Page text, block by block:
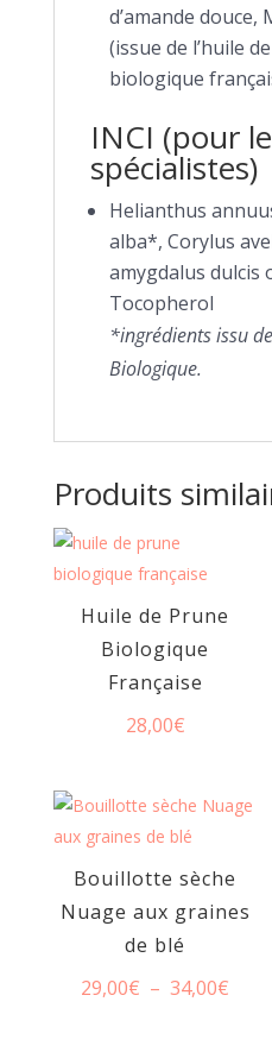
d’amande douce,
(issue de l’huile
biologique
INCI (pour
spécialistes)
Helianthus
alba*, Corylus
amygdalus dulcis
Tocopherol
*ingrédients issu
Biologique.
Produits
Huile de Prune
Biologique
Française
28,00€
Bouillotte sèche
Nuage aux graines
de blé
29,00€ – 34,00€